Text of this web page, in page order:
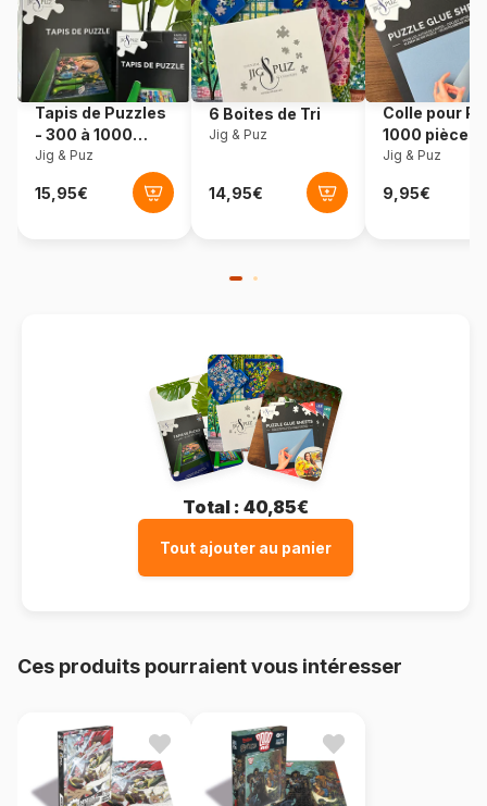
EAN 803343257854
Nombre de pièces 500 pièces
Dimensions 48 x 34 cm
Tapis de Puzzles
- 300 à 1000
pièces
Jig & Puz
6 Boites de Tri
Jig & Puz
Colle pour
1000 pièces
Jig & Puz
Total : 40,85€
Tout ajouter au panier
Ces produits pourraient vous intéresser